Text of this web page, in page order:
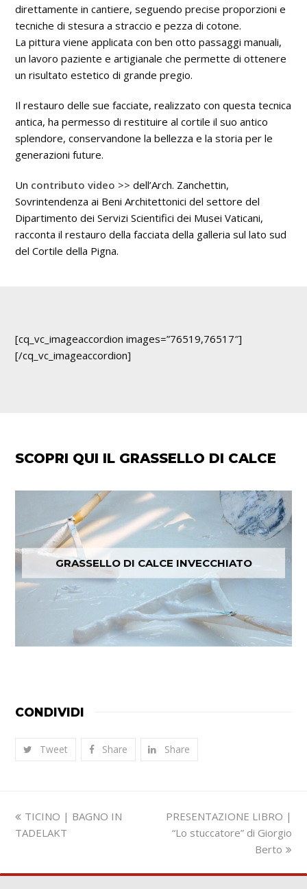
direttamente in cantiere, seguendo precise proporzioni e
tecniche di stesura a straccio e pezza di cotone.
La pittura viene applicata con ben otto passaggi manuali,
un lavoro paziente e artigianale che permette di ottenere
un risultato estetico di grande pregio.
Il restauro delle sue facciate, realizzato con questa tecnica
antica, ha permesso di restituire al cortile il suo antico
splendore, conservandone la bellezza e la storia per le
generazioni future.
Un contributo video >> dell’Arch. Zanchettin,
Sovrintendenza ai Beni Architettonici del settore del
Dipartimento dei Servizi Scientifici dei Musei Vaticani,
racconta il restauro della facciata della galleria sul lato sud
del Cortile della Pigna.
[cq_vc_imageaccordion images=”76519,76517″]
[/cq_vc_imageaccordion]
SCOPRI QUI IL GRASSELLO DI CALCE
GRASSELLO DI CALCE INVECCHIATO
CONDIVIDI
Tweet Share Share
Slide
precedente:
TICINO | BAGNO IN
TADELAKT
visualizza
articolo:
PRESENTAZIONE LIBRO |
“Lo stuccatore” di Giorgio
Berto